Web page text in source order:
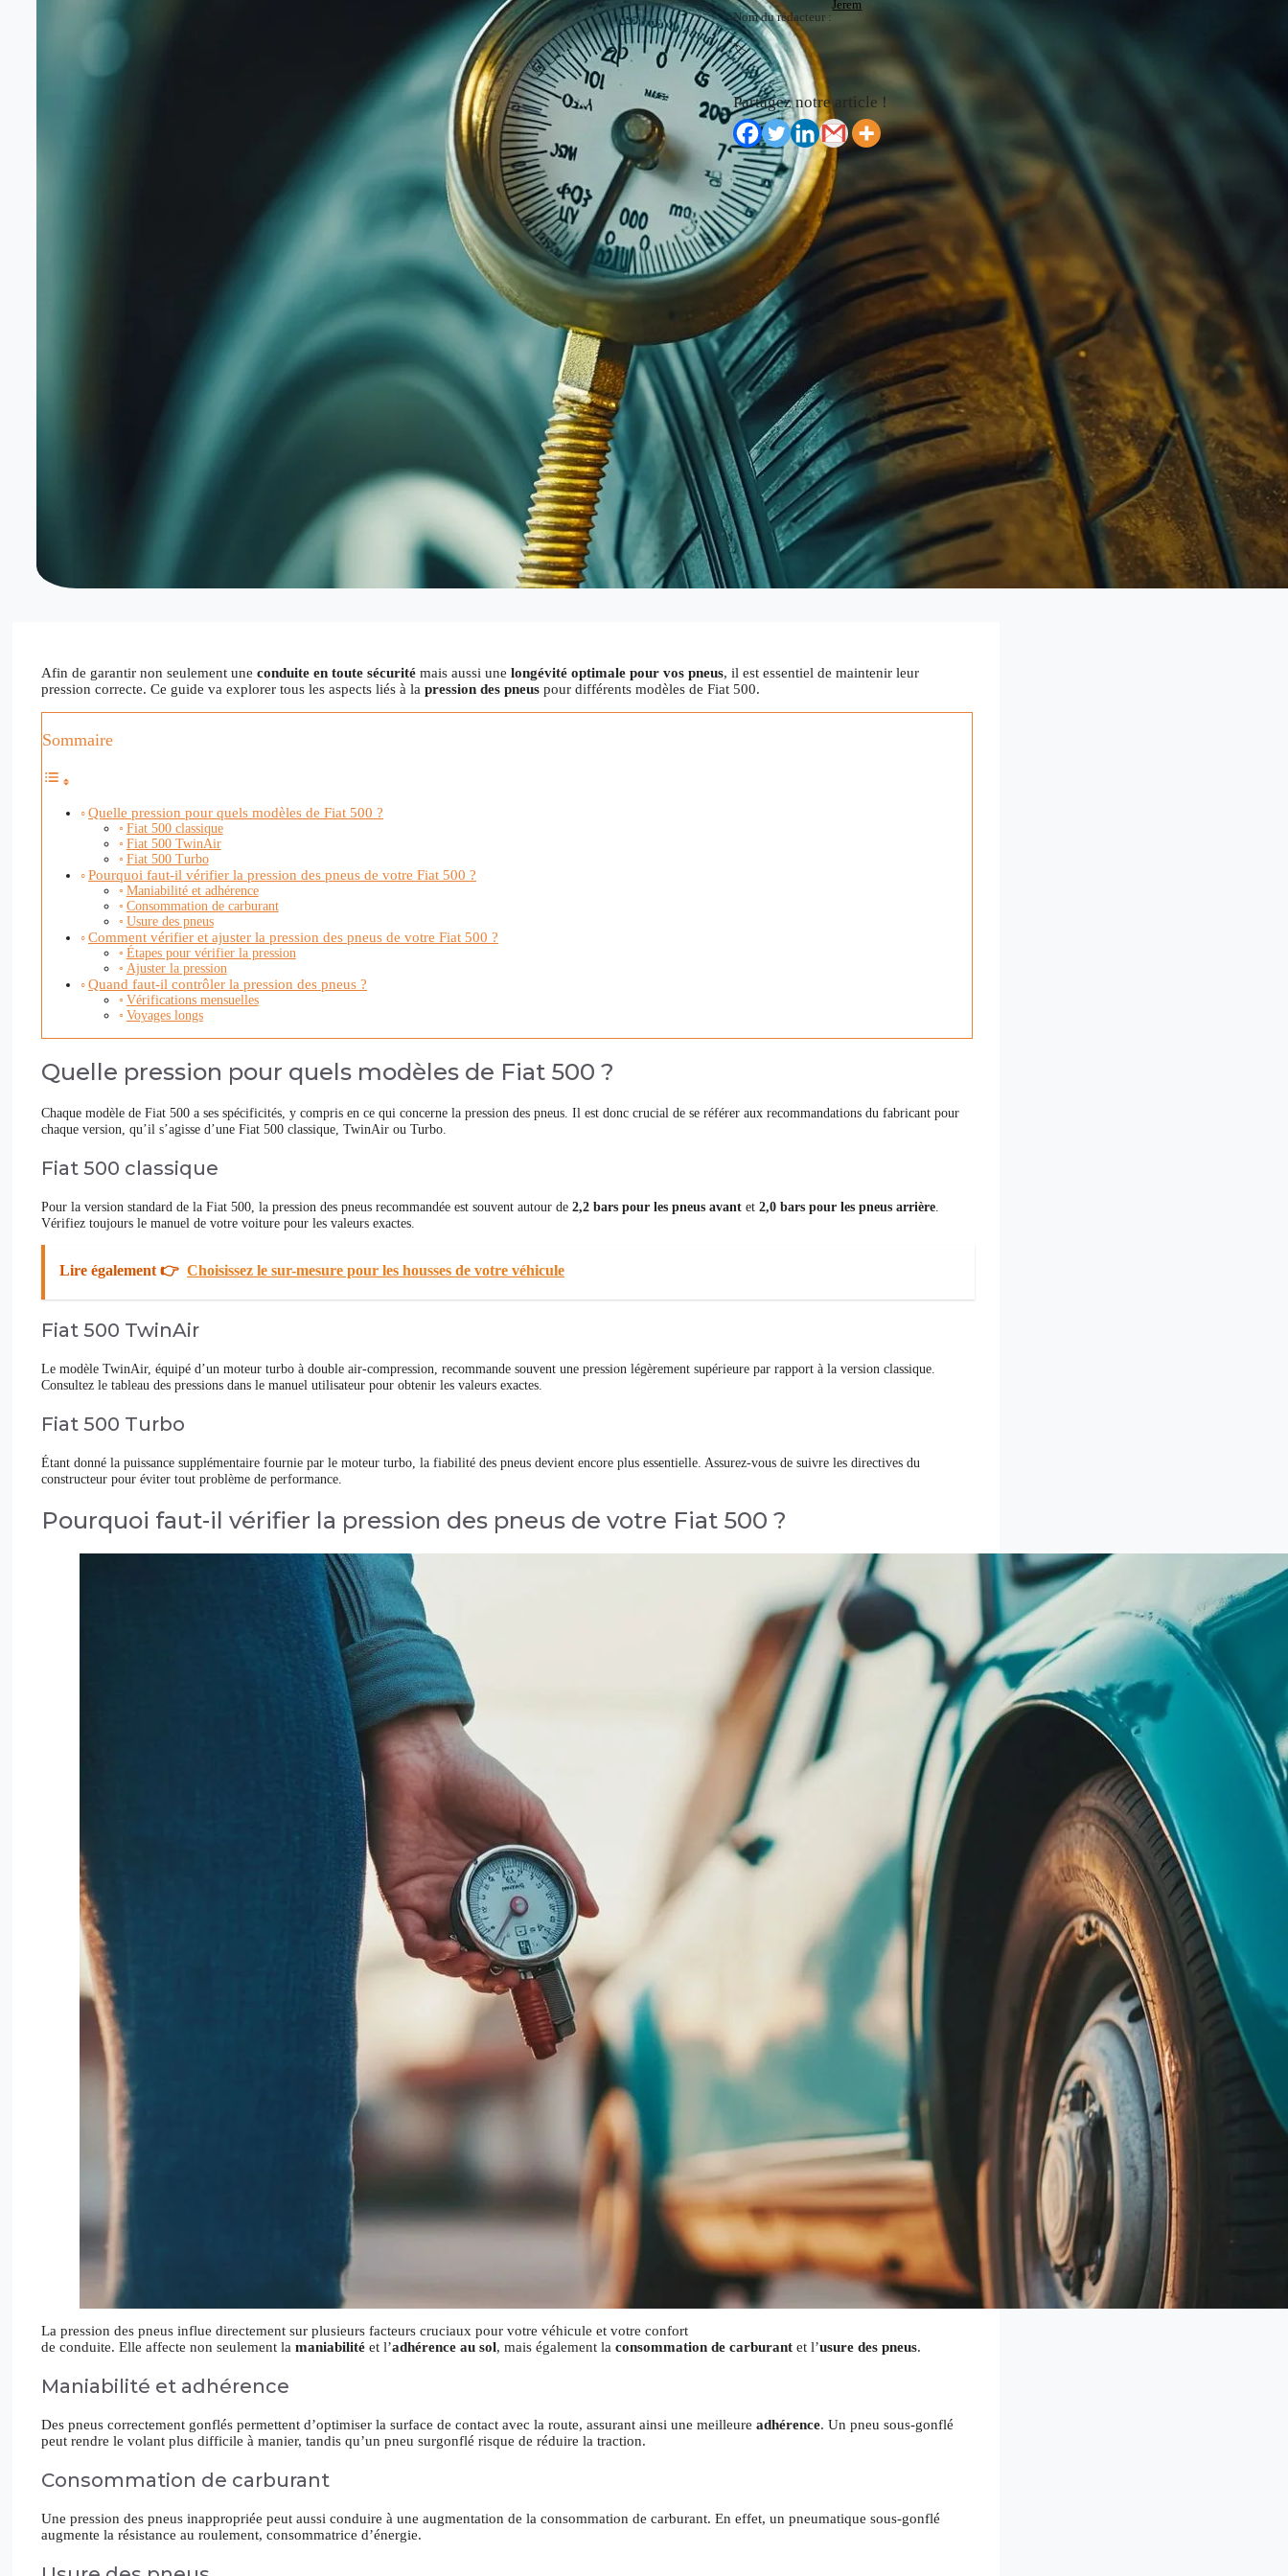
Nom du rédacteur :
Jerem
🏷️
Partagez notre article !
Afin de garantir non seulement une conduite en toute sécurité mais aussi une longévité optimale pour vos pneus, il est essentiel de maintenir leur
pression correcte. Ce guide va explorer tous les aspects liés à la pression des pneus pour différents modèles de Fiat 500.
Sommaire
Quelle pression pour quels modèles de Fiat 500 ?
Fiat 500 classique
Fiat 500 TwinAir
Fiat 500 Turbo
Pourquoi faut-il vérifier la pression des pneus de votre Fiat 500 ?
Maniabilité et adhérence
Consommation de carburant
Usure des pneus
Comment vérifier et ajuster la pression des pneus de votre Fiat 500 ?
Étapes pour vérifier la pression
Ajuster la pression
Quand faut-il contrôler la pression des pneus ?
Vérifications mensuelles
Voyages longs
Quelle pression pour quels modèles de Fiat 500 ?
Chaque modèle de Fiat 500 a ses spécificités, y compris en ce qui concerne la pression des pneus. Il est donc crucial de se référer aux recommandations du fabricant pour
chaque version, qu’il s’agisse d’une Fiat 500 classique, TwinAir ou Turbo.
Fiat 500 classique
Pour la version standard de la Fiat 500, la pression des pneus recommandée est souvent autour de 2,2 bars pour les pneus avant et 2,0 bars pour les pneus arrière
Vérifiez toujours le manuel de votre voiture pour les valeurs exactes.
Lire également 👉 Choisissez le sur-mesure pour les housses de votre véhicule
Fiat 500 TwinAir
Le modèle TwinAir, équipé d’un moteur turbo à double air-compression, recommande souvent une pression légèrement supérieure par rapport à la version classique.
Consultez le tableau des pressions dans le manuel utilisateur pour obtenir les valeurs exactes.
Fiat 500 Turbo
Étant donné la puissance supplémentaire fournie par le moteur turbo, la fiabilité des pneus devient encore plus essentielle. Assurez-vous de suivre les directives du
constructeur pour éviter tout problème de performance.
Pourquoi faut-il vérifier la pression des pneus de votre Fiat 500 ?
La pression des pneus influe directement sur plusieurs facteurs cruciaux pour votre véhicule et votre confort
de conduite. Elle affecte non seulement la maniabilité et l’adhérence au sol, mais également la consommation de carburant et l’usure des pneus.
Maniabilité et adhérence
Des pneus correctement gonflés permettent d’optimiser la surface de contact avec la route, assurant ainsi une meilleure adhérence. Un pneu sous-gonflé
peut rendre le volant plus difficile à manier, tandis qu’un pneu surgonflé risque de réduire la traction.
Consommation de carburant
Une pression des pneus inappropriée peut aussi conduire à une augmentation de la consommation de carburant. En effet, un pneumatique sous-gonflé
augmente la résistance au roulement, consommatrice d’énergie.